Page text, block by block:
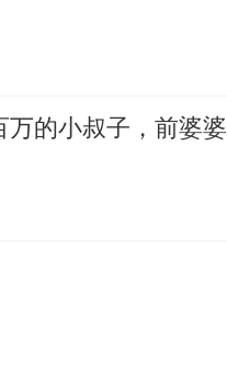
的小叔子，前婆婆